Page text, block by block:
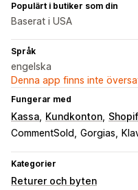
Populärt i butiker som din
Baserat i USA
Språk
engelska
Denna app finns inte
Fungerar med
Kassa Kundkonton
CommentSold
Gorgias
Kategorier
Returer och byten